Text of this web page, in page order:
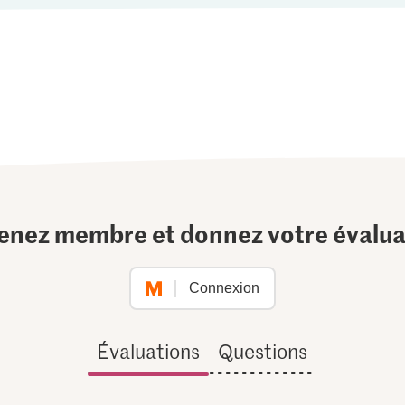
membre et donnez votre
Connexion
Évaluations Questions